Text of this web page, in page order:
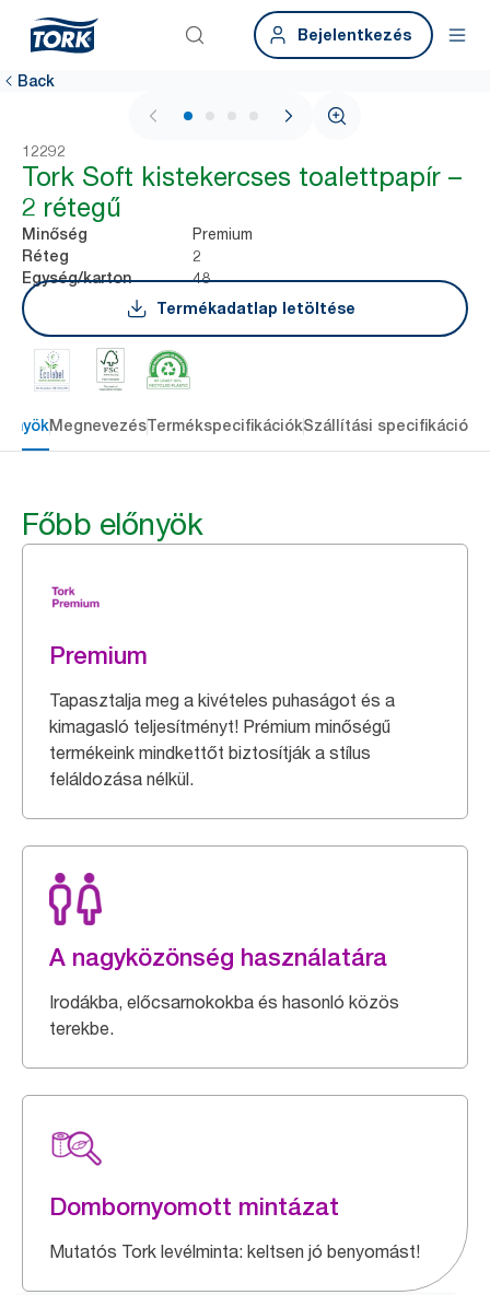
Bejelentkezés
Back
1 / 4
12292
Tork Soft kistekercses toalettpapír –
2 rétegű
Minőség Premium
Réteg 2
Egység/karton
48
Termékadatlap letöltése
MegnevezésTermékspecifikációkSzállítási specifikációk
Főbb előnyök
Premium
Tapasztalja meg a kivételes puhaságot és a
kimagasló teljesítményt! Prémium minőségű
termékeink mindkettőt biztosítják a stílus
feláldozása nélkül.
A nagyközönség használatára
Irodákba, előcsarnokokba és hasonló közös
terekbe.
Dombornyomott mintázat
Mutatós Tork levélminta: keltsen jó benyomást!